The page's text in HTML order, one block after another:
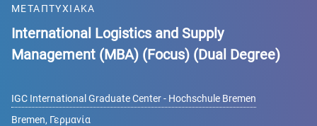
ΜΕΤΑΠΤΥΧΙΑΚΑ
International Logistics and Supply
Management (MBA) (Focus) (Dual Degree)
IGC International Graduate Center - Hochschule Bremen
Bremen, Γερμανία